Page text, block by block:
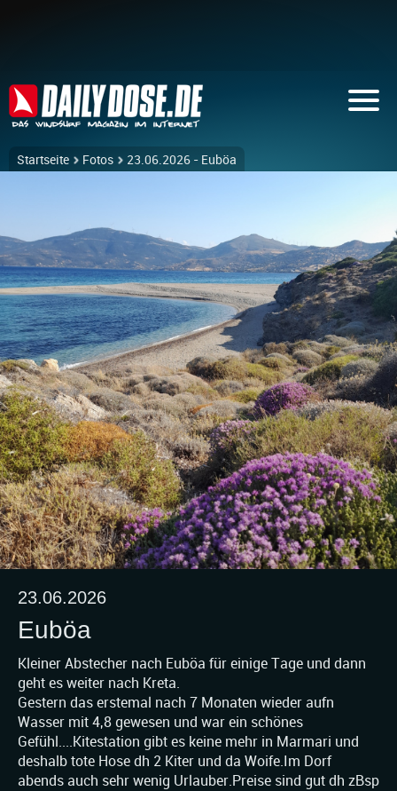
Startseite Fotos 23.06.2026 - Euböa
23.06.2026
Euböa
Kleiner Abstecher nach Euböa für einige Tage und dann
geht es weiter nach Kreta.
Gestern das erstemal nach 7 Monaten wieder aufn
Wasser mit 4,8 gewesen und war ein schönes
Gefühl....Kitestation gibt es keine mehr in Marmari und
deshalb tote Hose dh 2 Kiter und da Woife.Im Dorf
abends auch sehr wenig Urlauber.Preise sind gut dh zBsp